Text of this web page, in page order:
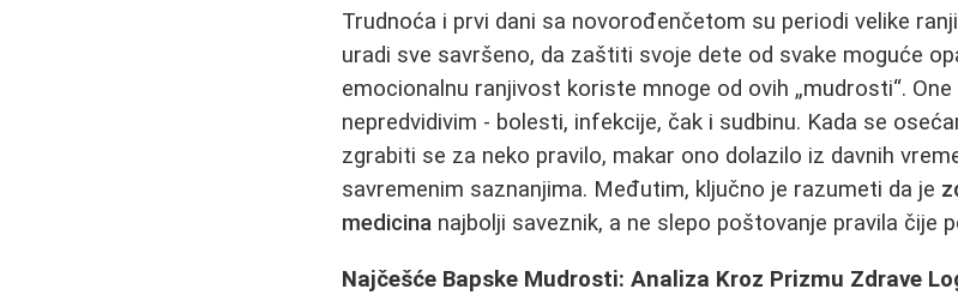
Trudnoća i prvi dani sa novorođenčetom su periodi velike
uradi sve savršeno, da zaštiti svoje dete od svake moguće
emocionalnu ranjivost koriste mnoge od ovih „mudrosti“.
nepredvidivim - bolesti, infekcije, čak i sudbinu. Kada se
zgrabiti se za neko pravilo, makar ono dolazilo iz davnih
savremenim saznanjima. Međutim, ključno je razumeti da je
medicina najbolji saveznik, a ne slepo poštovanje pravila čije
Najčešće Bapske Mudrosti: Analiza Kroz Prizmu Zdrave